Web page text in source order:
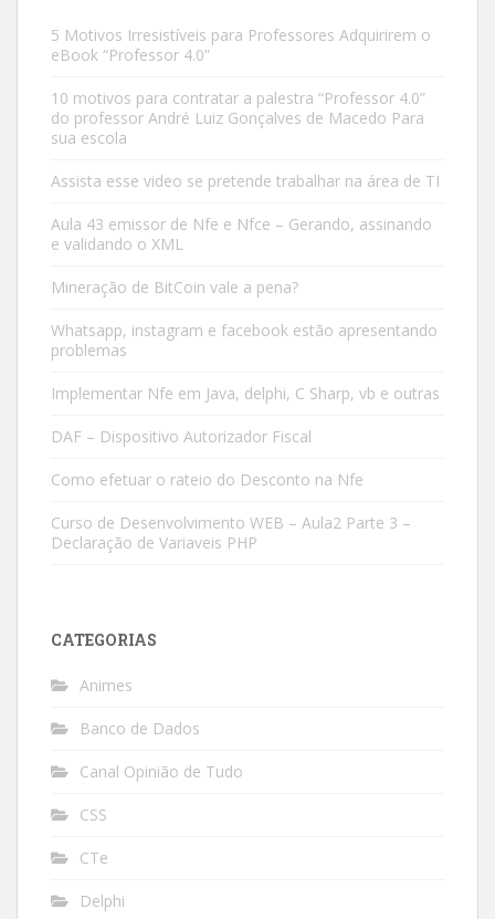
5 Motivos Irresistíveis para Professores Adquirirem o
eBook “Professor 4.0”
10 motivos para contratar a palestra “Professor 4.0”
do professor André Luiz Gonçalves de Macedo Para
sua escola
Assista esse video se pretende trabalhar na área de TI
Aula 43 emissor de Nfe e Nfce – Gerando, assinando
e validando o XML
Mineração de BitCoin vale a pena?
Whatsapp, instagram e facebook estão apresentando
problemas
Implementar Nfe em Java, delphi, C Sharp, vb e outras
DAF – Dispositivo Autorizador Fiscal
Como efetuar o rateio do Desconto na Nfe
Curso de Desenvolvimento WEB – Aula2 Parte 3 –
Declaração de Variaveis PHP
CATEGORIAS
Animes
Banco de Dados
Canal Opinião de Tudo
CSS
CTe
Delphi